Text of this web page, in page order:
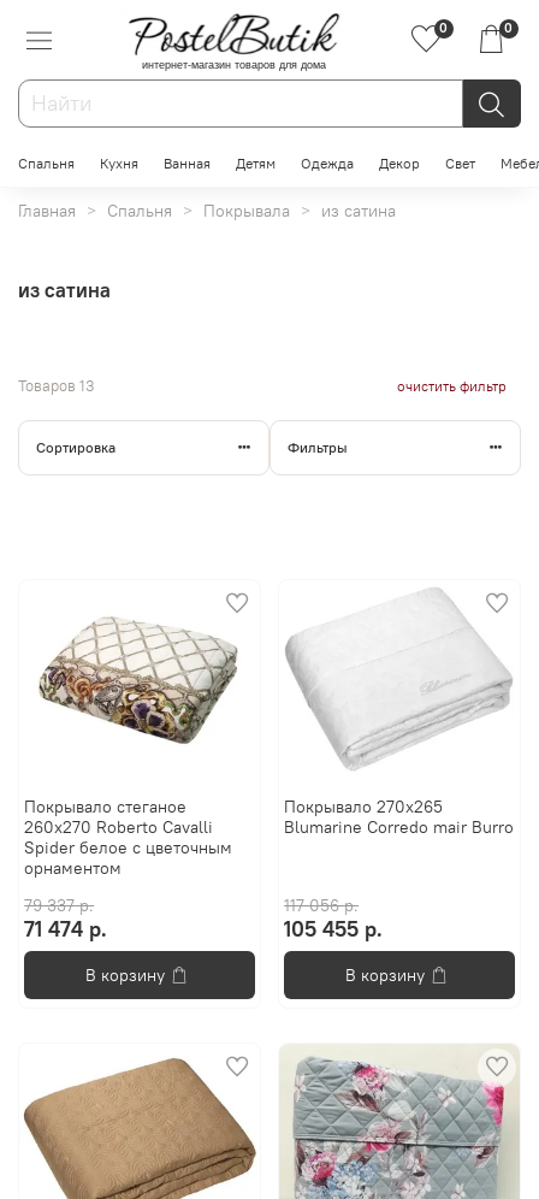
интернет-магазин товаров для дома
0 0
Спальня Кухня Ванная Детям Одежда Декор Свет
Главная Спальня Покрывала из сатина
из сатина
Товаров 13 очистить фильтр
Сортировка Фильтры
Покрывало стеганое
260x270 Roberto Cavalli
Spider белое с цветочным
орнаментом
79 337 р.
71 474 р.
В корзину
Покрывало 270х265
Blumarine Corredo mair Burro
117 056 р.
105 455 р.
В корзину